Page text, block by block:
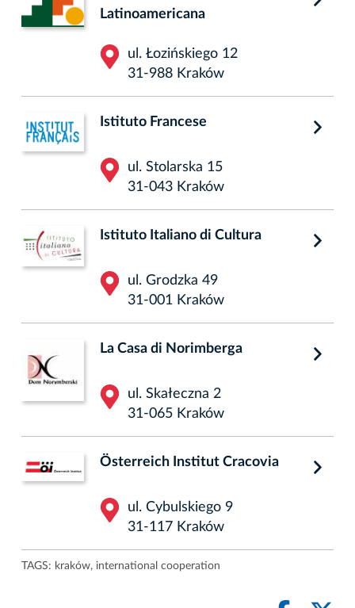
Latinoamericana
ul. Łozińskiego 12
31-988 Kraków
Istituto Francese
ul. Stolarska 15
31-043 Kraków
Istituto Italiano di Cultura
ul. Grodzka 49
31-001 Kraków
La Casa di Norimberga
ul. Skałeczna 2
31-065 Kraków
Österreich Institut Cracovia
ul. Cybulskiego 9
31-117 Kraków
TAGS: kraków, international cooperation